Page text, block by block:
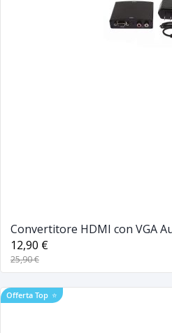
Convertitore HDMI con VGA
12,90 €
25,90 €
Offerta Top ⭐